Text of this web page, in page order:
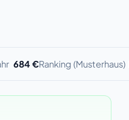
684 €Ranking (Musterhaus)